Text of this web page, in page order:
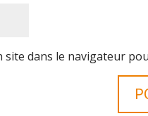
dans le navigateur